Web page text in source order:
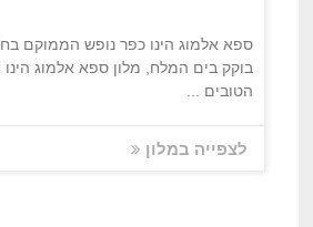
ספא אלמוג הינו כפר נופש הממוקם
בוקק בים המלח, מלון ספא אלמוג
הטובים ...
לצפייה במלון